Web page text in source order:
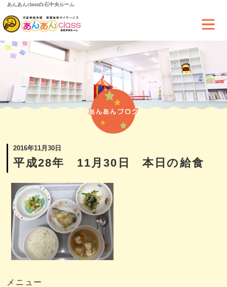
あんあんclass白石中央ルーム
2016年11月30日
平成28年 11月30日 本日の給食
メニュー